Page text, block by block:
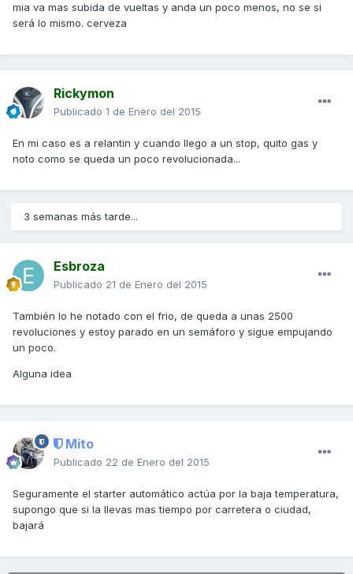
mia va mas subida de vueltas y anda un poco menos, no se si
será lo mismo. cerveza
Rickymon
Publicado 1 de Enero del 2015
En mi caso es a relantin y cuando llego a un stop, quito gas y
noto como se queda un poco revolucionada...
3 semanas más tarde...
Esbroza
Publicado 21 de Enero del 2015
También lo he notado con el frio, de queda a unas 2500
revoluciones y estoy parado en un semáforo y sigue empujando
un poco.
Alguna idea
Mito
Publicado 22 de Enero del 2015
Seguramente el starter automático actúa por la baja temperatura,
supongo que si la llevas mas tiempo por carretera o ciudad,
bajará